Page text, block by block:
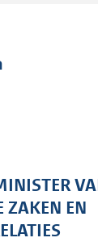
e
ZAKEN EN